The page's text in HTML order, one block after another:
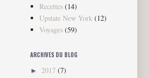
Recettes (14)
Upstate New York (12)
Voyages (59)
ARCHIVES DU BLOG
► 2017 (7)